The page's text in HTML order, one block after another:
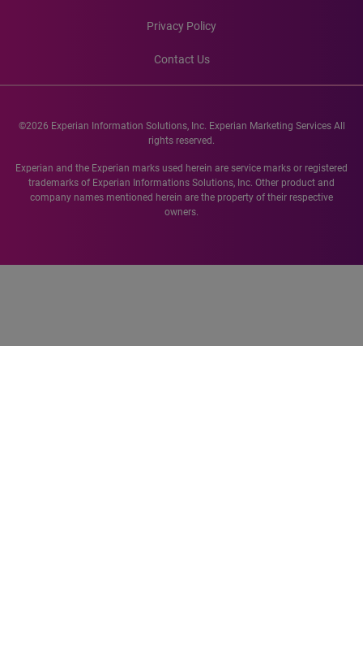
Privacy Policy
Contact Us
©2026 Experian Information Solutions, Inc. Experian Marketing Services All
rights reserved.
Experian and the Experian marks used herein are service marks or registered
trademarks of Experian Informations Solutions, Inc. Other product and
company names mentioned herein are the property of their respective
owners.